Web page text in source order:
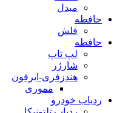
مبدل
حافظه
فلش
حافظه
لپ تاپ
شارژر
هندزفری-ایرفون
مموری
ردیاب خودرو